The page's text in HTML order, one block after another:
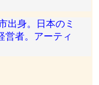
出身。日本のミ
営者。アーティ